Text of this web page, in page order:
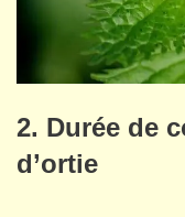
2. Durée de
d’ortie